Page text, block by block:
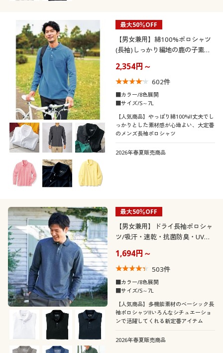
サポート
ご利用ガイド
よくある質問とお問い合わせ
無地 スリット
チェック ストライプ
水玉・ドット柄
ハイネック クルーネック・丸首
Ｖネック
ボタンダウン ボートネック
スキッパー タートルネック
Ｕネック
スクエアネック
袖
長袖 半袖
七分袖
素材
コットン・綿100 ガーゼ
リネン・麻
機能・特徴
ウォッシャブル(洗
える)
吸汗速乾
最大50％OFF
【男女兼用】綿100%ポロシャツ
(長袖)しっかり編地の鹿の子素材
2,354円～
602件
■カラー/8色展開
■サイズ/S～7L
【人気商品】やっぱり綿100%!!丈夫でし
っかりとした素材感が心地よい、大定番
のメンズ長袖ポロシャツ
2026年春夏販売商品
最大50％OFF
【男女兼用】ドライ長袖ポロシャ
ツ/吸汗・速乾・抗菌防臭・UVカ
1,694円～
503件
■カラー/8色展開
■サイズ/S～7L
【人気商品】多機能素材のベーシック長
袖ポロシャツ!!いろんなシチュエーショ
ンで活躍してくれる新定番アイテム
2026年春夏販売商品